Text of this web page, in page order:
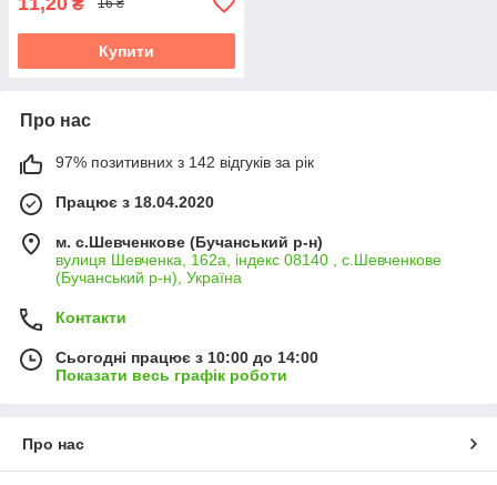
16 ₴
Купити
Про нас
97% позитивних з 142 відгуків за рік
Працює з 18.04.2020
м. с.Шевченкове (Бучанський р-н)
вулиця Шевченка, 162а, індекс 08140 , с.Шевченкове
(Бучанський р-н), Україна
Контакти
Сьогодні працює з 10:00 до 14:00
Показати весь графік роботи
Про нас